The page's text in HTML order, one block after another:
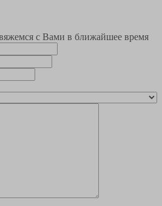
с Вами в ближайшее время